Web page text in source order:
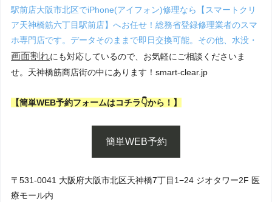
駅前店大阪市北区でiPhone(アイフォン)修理なら【スマートクリ
ア天神橋筋六丁目駅前店】へお任せ！総務省登録修理業者のスマ
ホ専門店です。データそのままで即日交換可能。その他、水没・
画面割れにも対応しているので、お気軽にご相談くださいま
せ。天神橋筋商店街の中にあります！smart-clear.jp
【簡単WEB予約フォームはコチラ👇から！】
簡単WEB予約
〒531-0041 大阪府大阪市北区天神橋7丁目1−24 ジオタワー2F 医
療モール内